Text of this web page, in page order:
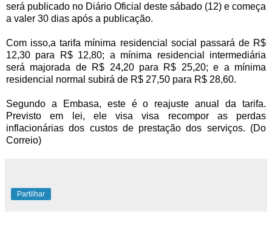
será publicado no Diário Oficial deste sábado (12) e começa
a valer 30 dias após a publicação.
Com isso,a tarifa mínima residencial social passará de R$
12,30 para R$ 12,80; a mínima residencial intermediária
será majorada de R$ 24,20 para R$ 25,20; e a mínima
residencial normal subirá de R$ 27,50 para R$ 28,60.
Segundo a Embasa, este é o reajuste anual da tarifa.
Previsto em lei, ele visa visa recompor as perdas
inflacionárias dos custos de prestação dos serviços. (Do
Correio)
Partilhar